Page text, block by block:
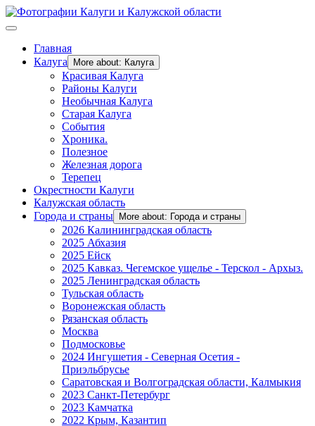
Главная
Калуга
More about: Калуга
Красивая Калуга
Районы Калуги
Необычная Калуга
Старая Калуга
События
Хроника.
Полезное
Железная дорога
Терепец
Окрестности Калуги
Калужская область
Города и страны
More about: Города и страны
2026 Калининградская область
2025 Абхазия
2025 Ейск
2025 Кавказ. Чегемское ущелье - Терскол - Архыз.
2025 Ленинградская область
Тульская область
Воронежская область
Рязанская область
Москва
Подмосковье
2024 Ингушетия - Северная Осетия -
Приэльбрусье
Саратовская и Волгоградская области, Калмыкия
2023 Санкт-Петербург
2023 Камчатка
2022 Крым, Казантип